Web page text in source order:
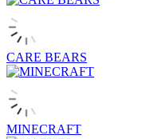
CARE BEARS
MINECRAFT